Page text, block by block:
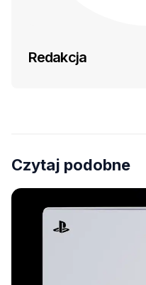
Redakcja
Czytaj podobne